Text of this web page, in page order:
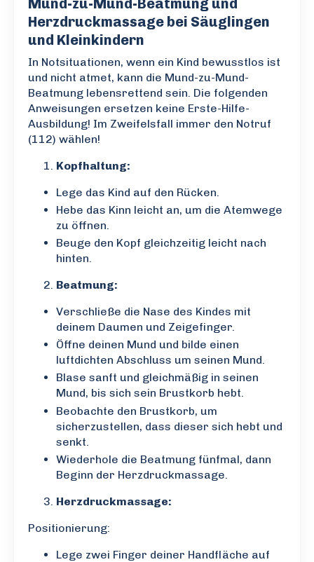
Herzdruckmassage bei Säuglingen
und Kleinkindern
In Notsituationen, wenn ein Kind bewusstlos ist
und nicht atmet, kann die Mund-zu-Mund-
Beatmung lebensrettend sein. Die folgenden
Anweisungen ersetzen keine Erste-Hilfe-
Ausbildung! Im Zweifelsfall immer den Notruf
(112) wählen!
Kopfhaltung:
Lege das Kind auf den Rücken.
Hebe das Kinn leicht an, um die Atemwege
zu öffnen.
Beuge den Kopf gleichzeitig leicht nach
hinten.
Beatmung:
Verschließe die Nase des Kindes mit
deinem Daumen und Zeigefinger.
Öffne deinen Mund und bilde einen
luftdichten Abschluss um seinen Mund.
Blase sanft und gleichmäßig in seinen
Mund, bis sich sein Brustkorb hebt.
Beobachte den Brustkorb, um
sicherzustellen, dass dieser sich hebt und
senkt.
Wiederhole die Beatmung fünfmal, dann
Beginn der Herzdruckmassage.
Herzdruckmassage:
Positionierung:
Lege zwei Finger deiner Handfläche auf